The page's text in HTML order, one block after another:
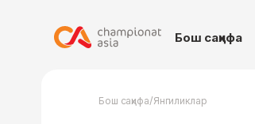
Бош саҳифа
Бош саҳифа/Янгиликлар